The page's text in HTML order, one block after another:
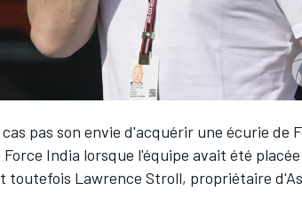
pas son envie d'acquérir une écurie de
India lorsque l'équipe avait été
toutefois Lawrence Stroll, propriétaire